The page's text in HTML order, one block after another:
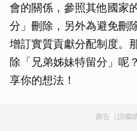
會的關係，參照其他國家
分」刪除，另外為避免刪
增訂實質貢獻分配制度。
除「兄弟姊妹特留分」呢
享你的想法！
廣告（請繼